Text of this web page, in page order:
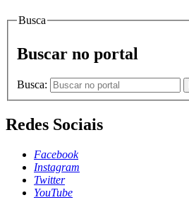
Busca
Buscar no portal
Busca:
Redes Sociais
Facebook
Instagram
Twitter
YouTube